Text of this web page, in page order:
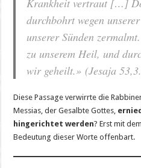
Krankheit vertraut […]
durchbohrt wegen
unserer Sünden
zu unserem Heil, und
wir geheilt.» (Jesaja
Diese Passage verwirrte die
Messias, der Gesalbte Gottes,
hingerichtet werden? Erst mit
Bedeutung dieser Worte offenbart.